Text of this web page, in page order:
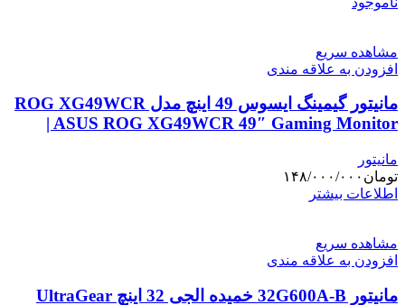
مشاهده سریع
افزودن به علاقه مندی
مانیتور گیمینگ ایسوس 49 اینچ مدل ROG XG49WCR
| ASUS ROG XG49WCR 49″ Gaming Monitor
مانیتور
تومان ۱۴۸/۰۰۰/۰۰۰
اطلاعات بیشتر
مشاهده سریع
افزودن به علاقه مندی
مانیتور 32G600A-B خمیده الجی 32 اینچ UltraGear